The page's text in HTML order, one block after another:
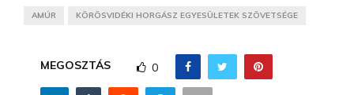
AMÚR KÖRÖSVIDÉKI HORGÁSZ EGYESÜLETEK SZÖVETSÉGE
MEGOSZTÁS 0